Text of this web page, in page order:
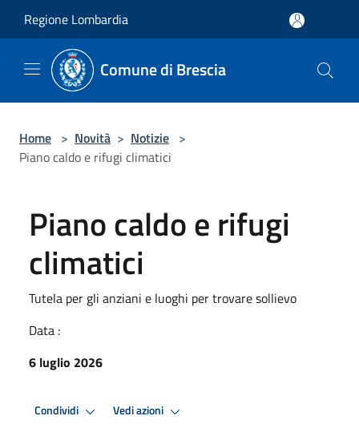
Regione Lombardia
Comune di Brescia
Home > Novità > Notizie >
Piano caldo e rifugi climatici
Piano caldo e rifugi
climatici
Tutela per gli anziani e luoghi per trovare sollievo
Data :
6 luglio 2026
Condividi Vedi azioni